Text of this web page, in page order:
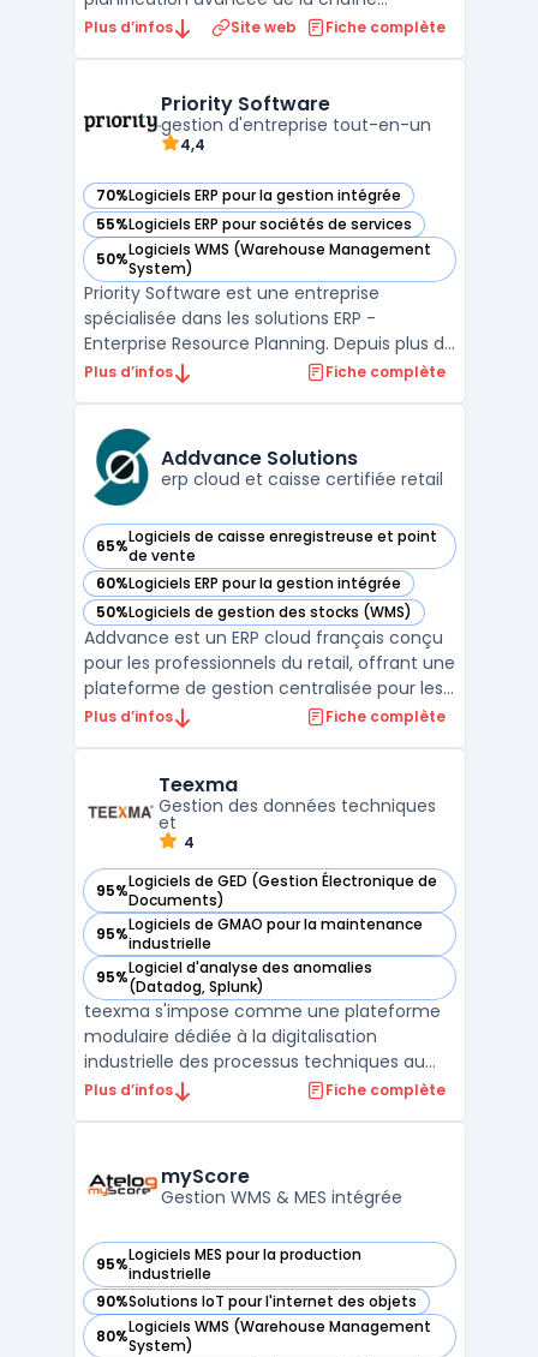
logistique de SAP, intégré au composant
demande, de l'approvisionnement et de la
production au sein d'un environnement u ...
Plus d’infos Site web Fiche complète
Priority Software
gestion d'entreprise tout-en-un
4,4
70%Logiciels ERP pour la gestion intégrée
— voir Priority Software dans cette catégorie
55%Logiciels ERP pour sociétés de services
— voir Priority Software dans cette catégorie
50%Logiciels WMS (Warehouse Management
System)
— voir Priority Software dans cette catégorie
Priority Software est une entreprise
spécialisée dans les solutions ERP -
Enterprise Resource Planning. Depuis plus de
30 ans, elle propose des logiciels de gestion
produits complète et innovante, Priority
Software pe ...
Plus d’infos Fiche complète
Addvance Solutions
erp cloud et caisse certifiée retail
65%Logiciels de caisse enregistreuse et point
de vente
— voir Addvance Solutions dans cette catégorie
60%Logiciels ERP pour la gestion intégrée
— voir Addvance Solutions dans cette catégorie
50%Logiciels de gestion des stocks (WMS)
— voir Addvance Solutions dans cette catégorie
Addvance est un ERP cloud français conçu
pour les professionnels du retail, offrant une
plateforme de gestion centralisée pour les
magasins et les franchises. Ce système de
moderne, de l’encaissement à la gestion
des stock ...
Plus d’infos Fiche complète
Teexma
Gestion des données techniques
et
4
95%Logiciels de GED (Gestion Électronique de
Documents)
— voir Teexma dans cette catégorie
95%Logiciels de GMAO pour la maintenance
industrielle
— voir Teexma dans cette catégorie
95%Logiciel d'analyse des anomalies
(Datadog, Splunk)
— voir Teexma dans cette catégorie
teexma s'impose comme une plateforme
modulaire dédiée à la digitalisation
industrielle des processus techniques au
sein des entreprises de pointe. Cette
produits. En unifiant les ...
Plus d’infos Fiche complète
myScore
Gestion WMS & MES intégrée
95%Logiciels MES pour la production
industrielle
— voir myScore dans cette catégorie
90%Solutions IoT pour l'internet des objets
— voir myScore dans cette catégorie
80%Logiciels WMS (Warehouse Management
System)
— voir myScore dans cette catégorie